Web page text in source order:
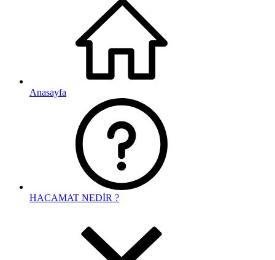
Anasayfa
HACAMAT NEDİR ?